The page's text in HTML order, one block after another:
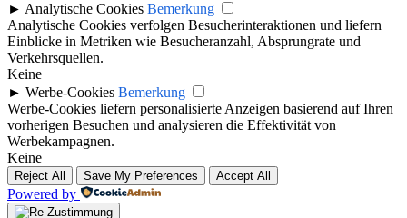
► Analytische Cookies Bemerkung
Analytische Cookies verfolgen Besucherinteraktionen und liefern
Einblicke in Metriken wie Besucheranzahl, Absprungrate und
Verkehrsquellen.
Keine
► Werbe-Cookies Bemerkung
Werbe-Cookies liefern personalisierte Anzeigen basierend auf Ihren
vorherigen Besuchen und analysieren die Effektivität von
Werbekampagnen.
Keine
Reject All Save My Preferences Accept All
Powered by